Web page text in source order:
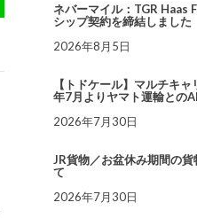
ネバーマイル：TGR Haas
シップ契約を締結しました
2026年8月5日
【トドケール】マルチキ
年7月よりヤマト運輸との
2026年7月30日
JR貨物／お盆休み期間の
て
2026年7月30日